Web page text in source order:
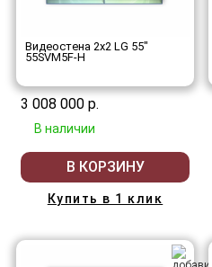
Видеостена 2x2 LG 55"
55SVM5F-H
3 008 000 р.
В наличии
В КОРЗИНУ
Купить в 1 клик